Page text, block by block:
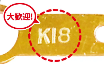
18金 (K18) メガネ
23.6g
参考買取価格
530,300円